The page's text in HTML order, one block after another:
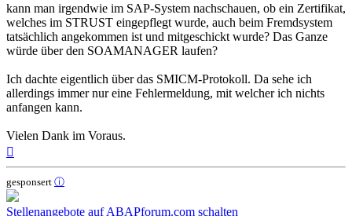
kann man irgendwie im SAP-System nachschauen, ob ein Zertifikat,
welches im STRUST eingepflegt wurde, auch beim Fremdsystem
tatsächlich angekommen ist und mitgeschickt wurde? Das Ganze
würde über den SOAMANAGER laufen?
Ich dachte eigentlich über das SMICM-Protokoll. Da sehe ich
allerdings immer nur eine Fehlermeldung, mit welcher ich nichts
anfangen kann.
Vielen Dank im Voraus.
gesponsert ⓘ
Stellenangebote auf ABAPforum.com schalten